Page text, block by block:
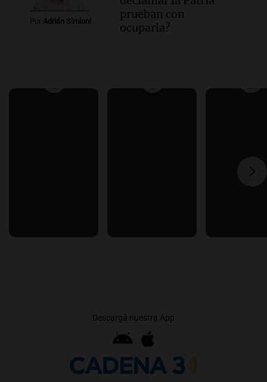
Por Adrián Simioni
prueban con
ocuparla?
Descargá nuestra App